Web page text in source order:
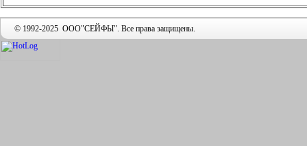
© 1992-2025 ООО"СЕЙФЫ". Все права защищены.